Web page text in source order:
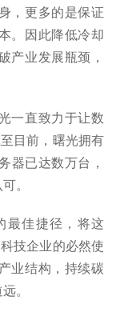
，更多的是保证
。因此降低冷却
产业发展瓶颈，
一直致力于让数
目前，曙光拥有
器已达数万台，
。
最佳捷径，将这
技企业的必然使
业结构，持续碳
。